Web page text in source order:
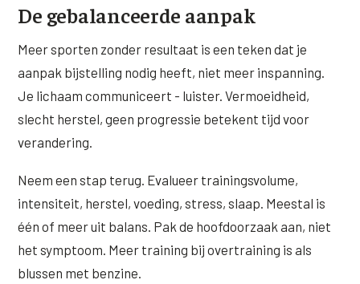
De gebalanceerde aanpak
Meer sporten zonder resultaat is een teken dat je
aanpak bijstelling nodig heeft, niet meer inspanning.
Je lichaam communiceert - luister. Vermoeidheid,
slecht herstel, geen progressie betekent tijd voor
verandering.
Neem een stap terug. Evalueer trainingsvolume,
intensiteit, herstel, voeding, stress, slaap. Meestal is
één of meer uit balans. Pak de hoofdoorzaak aan, niet
het symptoom. Meer training bij overtraining is als
blussen met benzine.